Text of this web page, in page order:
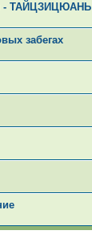
- ТАЙЦЗИЦЮАНЬ
забегах